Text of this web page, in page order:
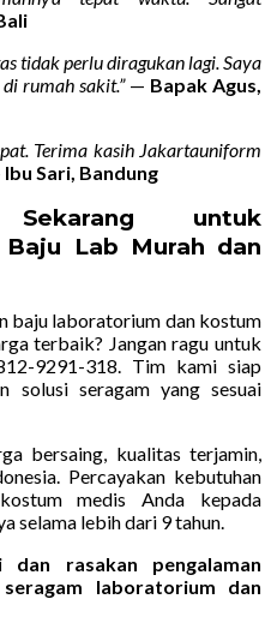
tidak perlu diragukan lagi. Saya
rumah sakit.”— Bapak Agus,
Terima kasih Jakartauniform
Ibu Sari, Bandung
untuk
Lab Murah dan
baju laboratorium dan kostum
terbaik? Jangan ragu untuk
9291-318. Tim kami siap
solusi seragam yang sesuai
bersaing, kualitas terjamin,
Percayakan kebutuhan
medis Anda kepada
selama lebih dari 9 tahun.
rasakan pengalaman
laboratorium dan